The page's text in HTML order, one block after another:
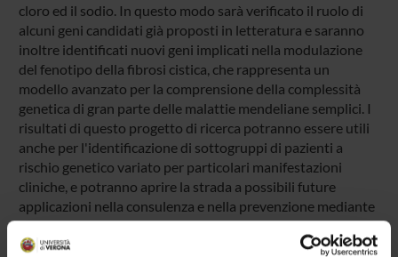
cloro ed il sodio. In questo modo sarà verificato il ruolo di
alcuni geni candidati già proposti in letteratura e saranno
inoltre identificati nuovi geni implicati nella modulazione
del fenotipo della fibrosi cistica, che rappresenta un
modello avanzato per la comprensione della complessità
genetica di gran parte delle malattie mendeliane semplici. I
risultati di questo progetto di ricerca potranno essere utili
anche per l'identificazione di sottogruppi di pazienti a
rischio genetico variato per particolari manifestazioni
cliniche, e potranno aprire la strada a possibili future
applicazioni nella consulenza e nella prevenzione mediante
una prognosi più accurata ed una terapia più specifica.